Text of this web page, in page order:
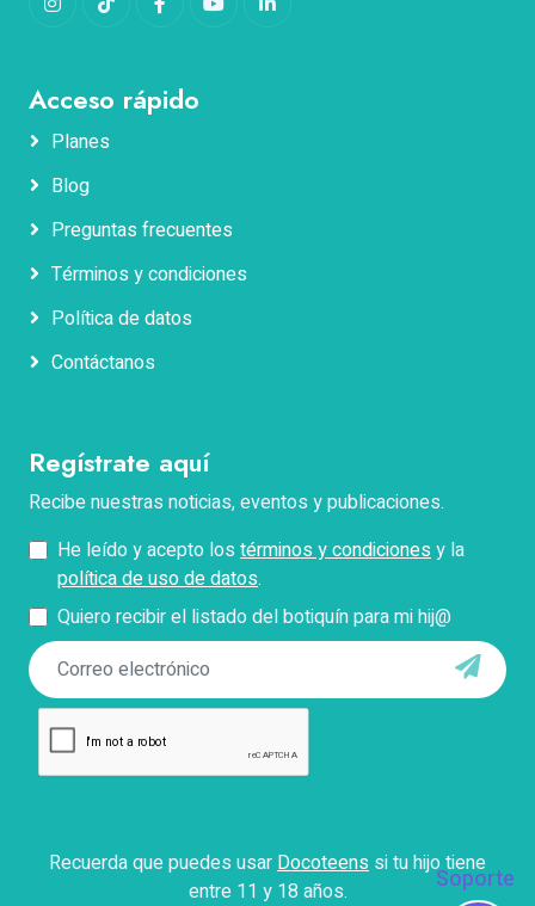
InstagramTikTok FacebookYouTubeLinkedIn
Acceso rápido
Planes
Blog
Preguntas frecuentes
Términos y condiciones
Política de datos
Contáctanos
Regístrate aquí
Recibe nuestras noticias, eventos y publicaciones.
He leído y acepto los términos y condicionesy la
política de uso de datos.
Quiero recibir el listado del botiquín para mi hij@
Enviar
Recuerda que puedes usarDocoteens si tu hijo tiene
entre 11 y 18 años.
Soporte
Nombres
Apellidos
Teléfono
Pregunta
*Describe tu problema con el pago, facturación o
nuestrostérminos y condiciones.